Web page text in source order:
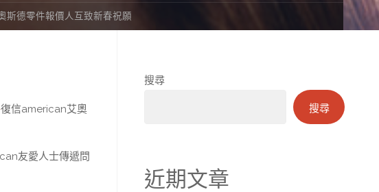
斯德零件報價人互致新春祝願
復信american艾奧
友愛人士傳遞問
搜尋
搜尋
近期文章